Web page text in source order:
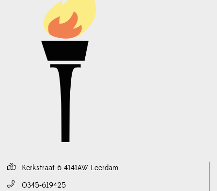
Kerkstraat 6 4141AW Leerdam
0345-619425